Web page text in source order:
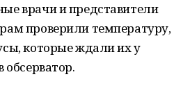
врачи и представители
проверили температуру,
которые ждали их у
обсерватор.